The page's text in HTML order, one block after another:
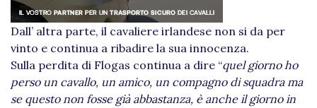
Dall’ altra parte, il cavaliere irlandese non si da per
vinto e continua a ribadire la sua innocenza.
Sulla perdita di Flogas continua a dire “quel giorno ho
perso un cavallo, un amico, un compagno di squadra ma
se questo non fosse già abbastanza, è anche il giorno in